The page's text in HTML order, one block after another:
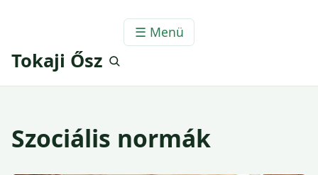
☰ Menü
Tokaji Ősz
Szociális normák